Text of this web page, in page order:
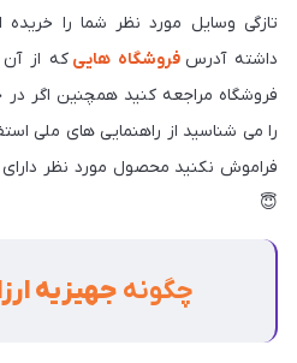
تازگی وسایل مورد نظر شما را
داشته آدرس فروشگاه هایی که از
فروشگاه مراجعه کنید همچنین اگر
را می شناسید از راهنمایی های ملی
فراموش نکنید محصول مورد نظر
😇
چگونه جهیزیه